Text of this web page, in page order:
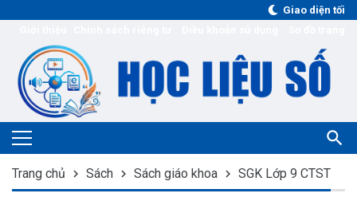
Giao diện tối
Trang chủ Sách Sách giáo khoa SGK Lớp 9 CTST